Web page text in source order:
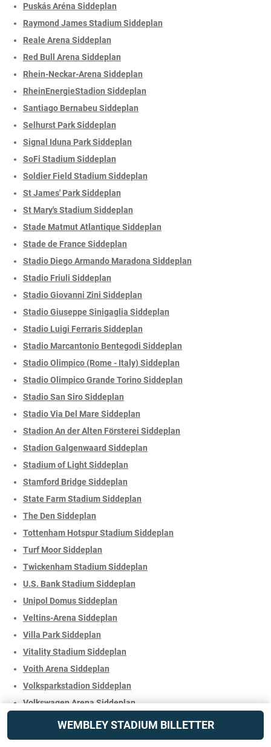
Puskás Aréna Siddeplan
Raymond James Stadium Siddeplan
Reale Arena Siddeplan
Red Bull Arena Siddeplan
Rhein-Neckar-Arena Siddeplan
RheinEnergieStadion Siddeplan
Santiago Bernabeu Siddeplan
Selhurst Park Siddeplan
Signal Iduna Park Siddeplan
SoFi Stadium Siddeplan
Soldier Field Stadium Siddeplan
St James' Park Siddeplan
St Mary's Stadium Siddeplan
Stade Matmut Atlantique Siddeplan
Stade de France Siddeplan
Stadio Diego Armando Maradona Siddeplan
Stadio Friuli Siddeplan
Stadio Giovanni Zini Siddeplan
Stadio Giuseppe Sinigaglia Siddeplan
Stadio Luigi Ferraris Siddeplan
Stadio Marcantonio Bentegodi Siddeplan
Stadio Olimpico (Rome - Italy) Siddeplan
Stadio Olimpico Grande Torino Siddeplan
Stadio San Siro Siddeplan
Stadio Via Del Mare Siddeplan
Stadion An der Alten Försterei Siddeplan
Stadion Galgenwaard Siddeplan
Stadium of Light Siddeplan
Stamford Bridge Siddeplan
State Farm Stadium Siddeplan
The Den Siddeplan
Tottenham Hotspur Stadium Siddeplan
Turf Moor Siddeplan
Twickenham Stadium Siddeplan
U.S. Bank Stadium Siddeplan
Unipol Domus Siddeplan
Veltins-Arena Siddeplan
Villa Park Siddeplan
Vitality Stadium Siddeplan
Voith Arena Siddeplan
Volksparkstadion Siddeplan
Volkswagen Arena Siddeplan
WWK ARENA Siddeplan
WEMBLEY STADIUM BILLETTER